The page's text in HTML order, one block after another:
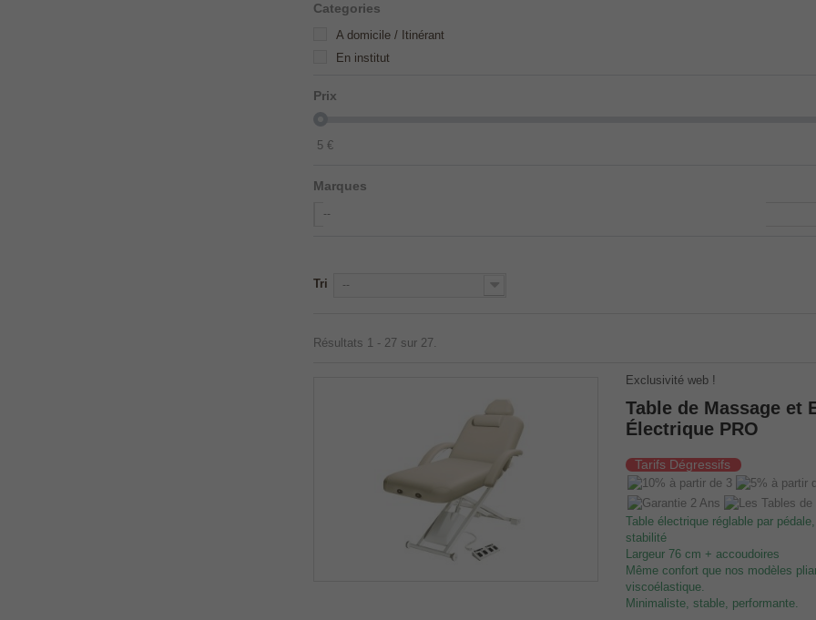
Categories
A domicile / Itinérant
En institut
Prix
5€
Marques
--
Tri --
Résultats 1 - 27 sur 27.
Exclusivité web !
Table de Massage et
Électrique PRO
Tarifs Dégressifs
Table électrique réglable par
stabilité
Largeur 76 cm + accoudoires
Même confort que nos modèles
viscoélastique.
Minimaliste, stable, performante.